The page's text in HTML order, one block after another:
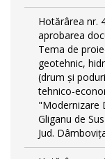
Hotărârea nr.
aprobarea
Tema de
geotehnic,
(drum și
tehnico-
"Modernizare
Gliganu de
Jud.